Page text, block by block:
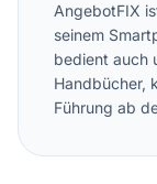
AngebotFIX
seinem
bedient auch
Handbücher,
Führung ab